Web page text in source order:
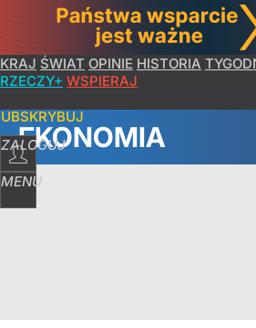
KRAJ ŚWIAT OPINIE HISTORIA
RZECZY+ WSPIERAJ
ZALOGUJ
MENU
EKONOMIA